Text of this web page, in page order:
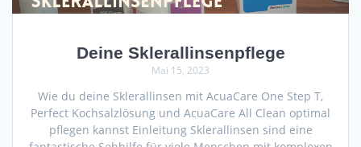
Deine Sklerallinsenpflege
Mai 15, 2023
Wie du deine Sklerallinsen mit AcuaCare One Step T,
Perfect Kochsalzlösung und AcuaCare All Clean optimal
pflegen kannst Einleitung Sklerallinsen sind eine